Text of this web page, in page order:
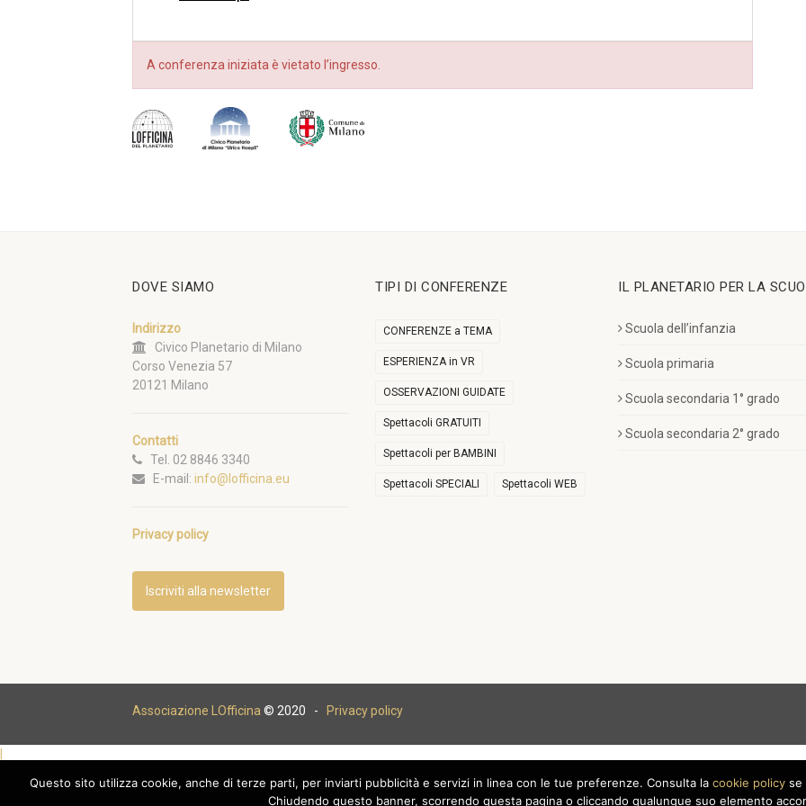
A conferenza iniziata è vietato l’ingresso.
DOVE SIAMO
Indirizzo
Civico Planetario di Milano
Corso Venezia 57
20121 Milano
Contatti
Tel. 02 8846 3340
E-mail: info@lofficina.eu
Privacy policy
Iscriviti alla newsletter
TIPI DI CONFERENZE
CONFERENZE a TEMA
ESPERIENZA in VR
OSSERVAZIONI GUIDATE
Spettacoli GRATUITI
Spettacoli per BAMBINI
Spettacoli SPECIALI Spettacoli WEB
IL PLANETARIO PER LA
Scuola dell’infanzia
Scuola primaria
Scuola secondaria 1° grado
Scuola secondaria 2° grado
Associazione LOfficina © 2020 - Privacy policy
Questo sito utilizza cookie, anche di terze parti, per inviarti pubblicità e servizi in linea con le tue preferenze. Consulta la cookie policy se
Chiudendo questo banner, scorrendo questa pagina o cliccando qualunque suo elemento